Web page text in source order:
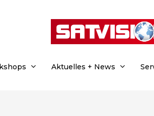
Aktuelles + News